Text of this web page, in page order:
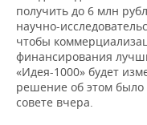
получить до 6 млн
научно-
чтобы
финансирования
«Идея-1000» будет
решение об этом
совете вчера.